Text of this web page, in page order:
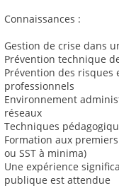
Connaissances :
Gestion de crise dans
Prévention technique
Prévention des risques
professionnels
Environnement
réseaux
Techniques
Formation aux premiers
ou SST à minima)
Une expérience
publique est attendue